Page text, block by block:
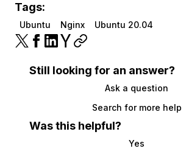
Tags:
Ubuntu Nginx Ubuntu 20.04
Still looking for an answer?
Ask a question
Search for more help
Was this helpful?
Yes